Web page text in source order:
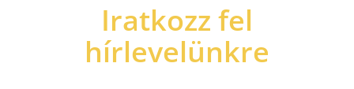
Iratkozz fel
hírlevelünkre